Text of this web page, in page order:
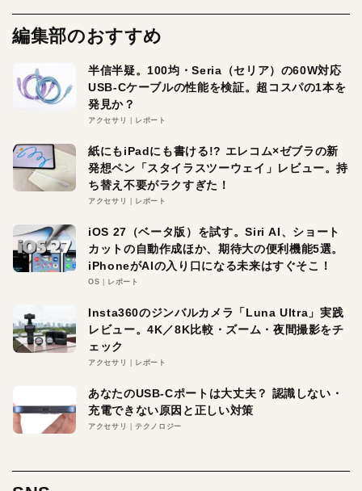
編集部のおすすめ
半信半疑。100均・Seria（セリア）の60W対応
USB-Cケーブルの性能を検証。超コスパの1本を
発見か？
アクセサリ レポート
紙にもiPadにも書ける!? エレコム×ゼブラの新
発想ペン「スタイラスツーウェイ」レビュー。持
ち替え不要がラクすぎた！
アクセサリ レポート
iOS 27（ベータ版）を試す。Siri AI、ショート
カットの自動作成ほか、期待大の便利機能5選。
iPhoneがAIの入り口になる未来はすぐそこ！
OS レポート
Insta360のジンバルカメラ「Luna Ultra」実践
レビュー。4K／8K比較・ズーム・夜間撮影をチ
ェック
アクセサリ レポート
あなたのUSB-Cポートは大丈夫？ 認識しない・
充電できない原因と正しい対策
アクセサリ テクノロジー